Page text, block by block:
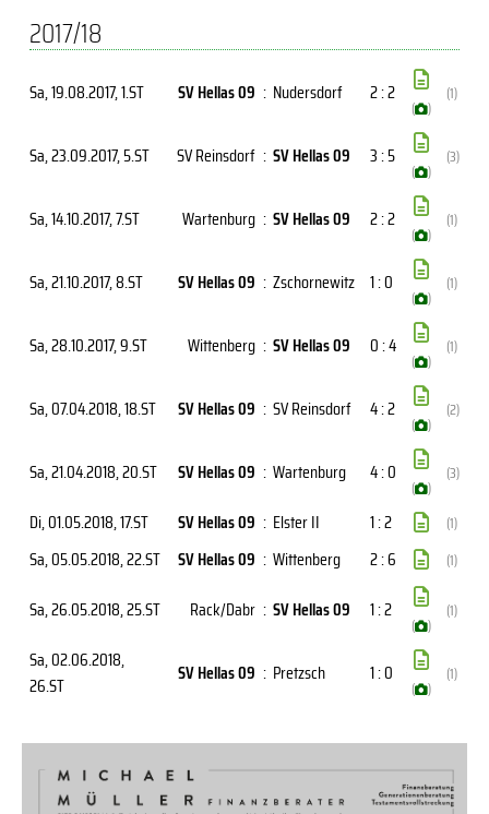
2017/18
Sa, 19.08.2017, 1.ST SV Hellas 09 : Nudersdorf 2 : 2
( )
(1)
Sa, 23.09.2017, 5.ST SV Reinsdorf : SV Hellas 09 3 : 5
( )
(3)
Sa, 14.10.2017, 7.ST Wartenburg : SV Hellas 09 2 : 2
( )
(1)
Sa, 21.10.2017, 8.ST SV Hellas 09 : Zschornewitz 1 : 0
( )
(1)
Sa, 28.10.2017, 9.ST Wittenberg : SV Hellas 09 0 : 4
( )
(1)
Sa, 07.04.2018, 18.ST SV Hellas 09 : SV Reinsdorf 4 : 2
( )
(2)
Sa, 21.04.2018, 20.ST SV Hellas 09 : Wartenburg 4 : 0
( )
(3)
Di, 01.05.2018, 17.ST SV Hellas 09 : Elster II 1 : 2 (1)
Sa, 05.05.2018, 22.ST SV Hellas 09 : Wittenberg 2 : 6 (1)
Sa, 26.05.2018, 25.ST Rack/Dabr : SV Hellas 09 1 : 2
( )
(1)
Sa, 02.06.2018,
26.ST
SV Hellas 09 : Pretzsch 1 : 0
( )
(1)